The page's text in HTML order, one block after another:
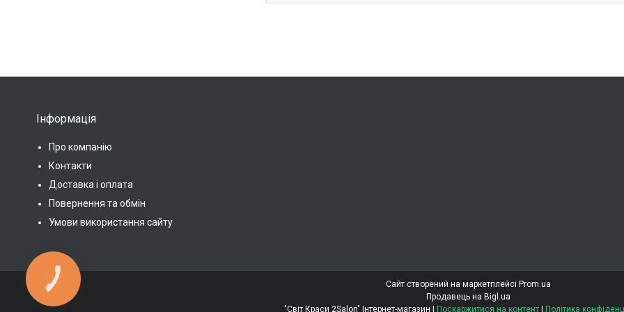
Інформація
Про компанію
Контакти
Доставка і оплата
Повернення та обмін
Умови використання сайту
Сайт створений на маркетплейсі Prom.ua
Продавець на Bigl.ua
Поскаржитися на контент Політика
КНОПКА
ЗВ'ЯЗКУ